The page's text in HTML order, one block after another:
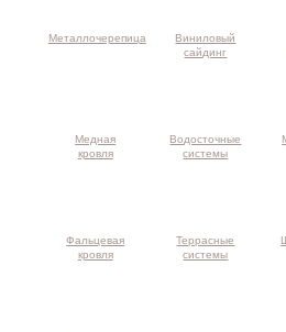
Металлочерепица
Виниловый
сайдинг
Медная
кровля
Водосточные
системы
Фальцевая
кровля
Террасные
системы